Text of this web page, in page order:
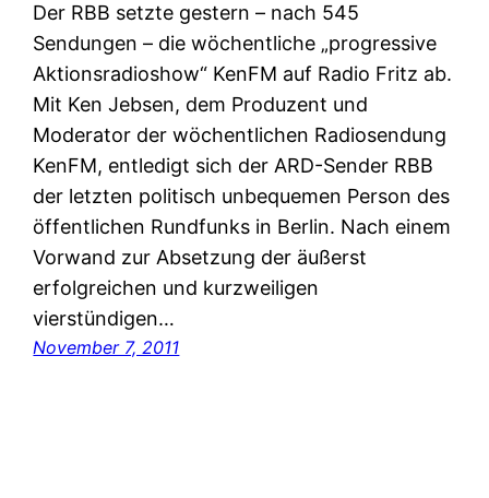
Der RBB setzte gestern – nach 545
Sendungen – die wöchentliche „progressive
Aktionsradioshow“ KenFM auf Radio Fritz ab.
Mit Ken Jebsen, dem Produzent und
Moderator der wöchentlichen Radiosendung
KenFM, entledigt sich der ARD-Sender RBB
der letzten politisch unbequemen Person des
öffentlichen Rundfunks in Berlin. Nach einem
Vorwand zur Absetzung der äußerst
erfolgreichen und kurzweiligen
vierstündigen…
November 7, 2011